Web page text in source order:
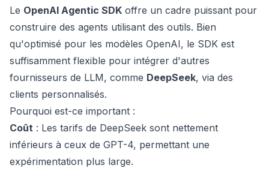
Le OpenAI Agentic SDK offre un cadre puissant pour
construire des agents utilisant des outils. Bien
qu'optimisé pour les modèles OpenAI, le SDK est
suffisamment flexible pour intégrer d'autres
fournisseurs de LLM, comme DeepSeek, via des
clients personnalisés.
Pourquoi est-ce important :
Coût : Les tarifs de DeepSeek sont nettement
inférieurs à ceux de GPT-4, permettant une
expérimentation plus large.